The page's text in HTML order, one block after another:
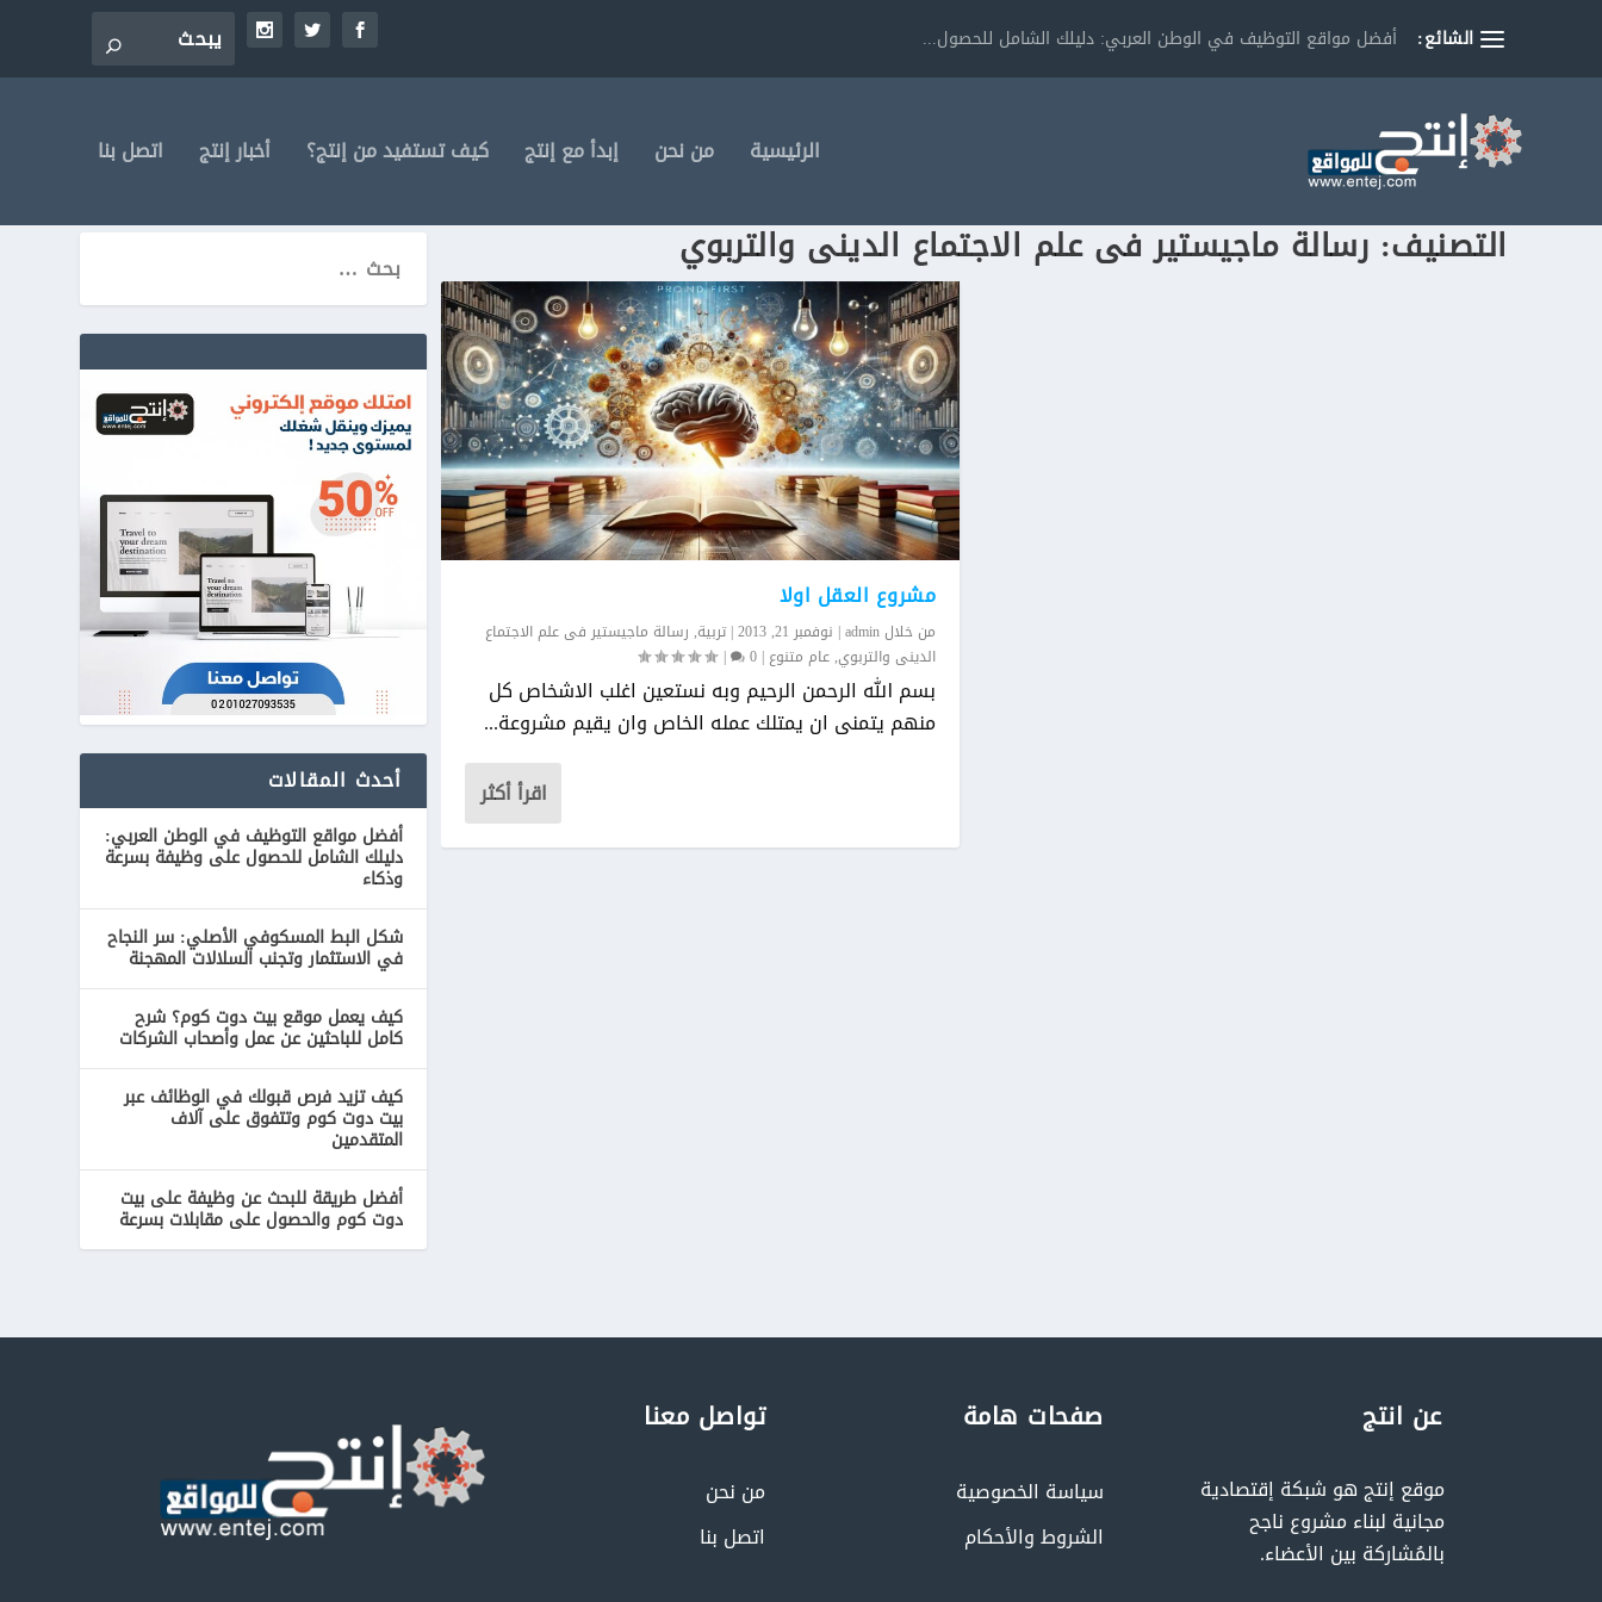
الشائع: أفضل مواقع التوظيف في الوطن العربي: دليلك الشامل للحصول...
الرئيسية من نحن إبدأ مع إنتج كيف تستفيد من إنتج؟ أخبار إنتج اتصل بنا
التصنيف: رسالة ماجيستير فى علم الاجتماع الدينى والتربوي
مشروع العقل اولا
من خلالadmin
| نوفمبر 21, 2013 |تربية, رسالة ماجيستير فى علم الاجتماع
الدينى والتربوي,عام متنوع |
0
|
بسم الله الرحمن الرحيم وبه نستعين اغلب الاشخاص كل
منهم يتمنى ان يمتلك عمله الخاص وان يقيم مشروعة...
اقرأ أكثر
أحدث المقالات
أفضل مواقع التوظيف في الوطن العربي:
دليلك الشامل للحصول على وظيفة بسرعة
وذكاء
شكل البط المسكوفي الأصلي: سر النجاح
في الاستثمار وتجنب السلالات المهجنة
كيف يعمل موقع بيت دوت كوم؟ شرح
كامل للباحثين عن عمل وأصحاب الشركات
كيف تزيد فرص قبولك في الوظائف عبر
بيت دوت كوم وتتفوق على آلاف
المتقدمين
أفضل طريقة للبحث عن وظيفة على بيت
دوت كوم والحصول على مقابلات بسرعة
تواصل معنا
من نحن
اتصل بنا
صفحات هامة
سياسة الخصوصية
الشروط والأحكام
عن انتج
موقع إنتج هو شبكة إقتصادية
مجانية لبناء مشروع ناجح
بالمُشاركة بين الأعضاء.